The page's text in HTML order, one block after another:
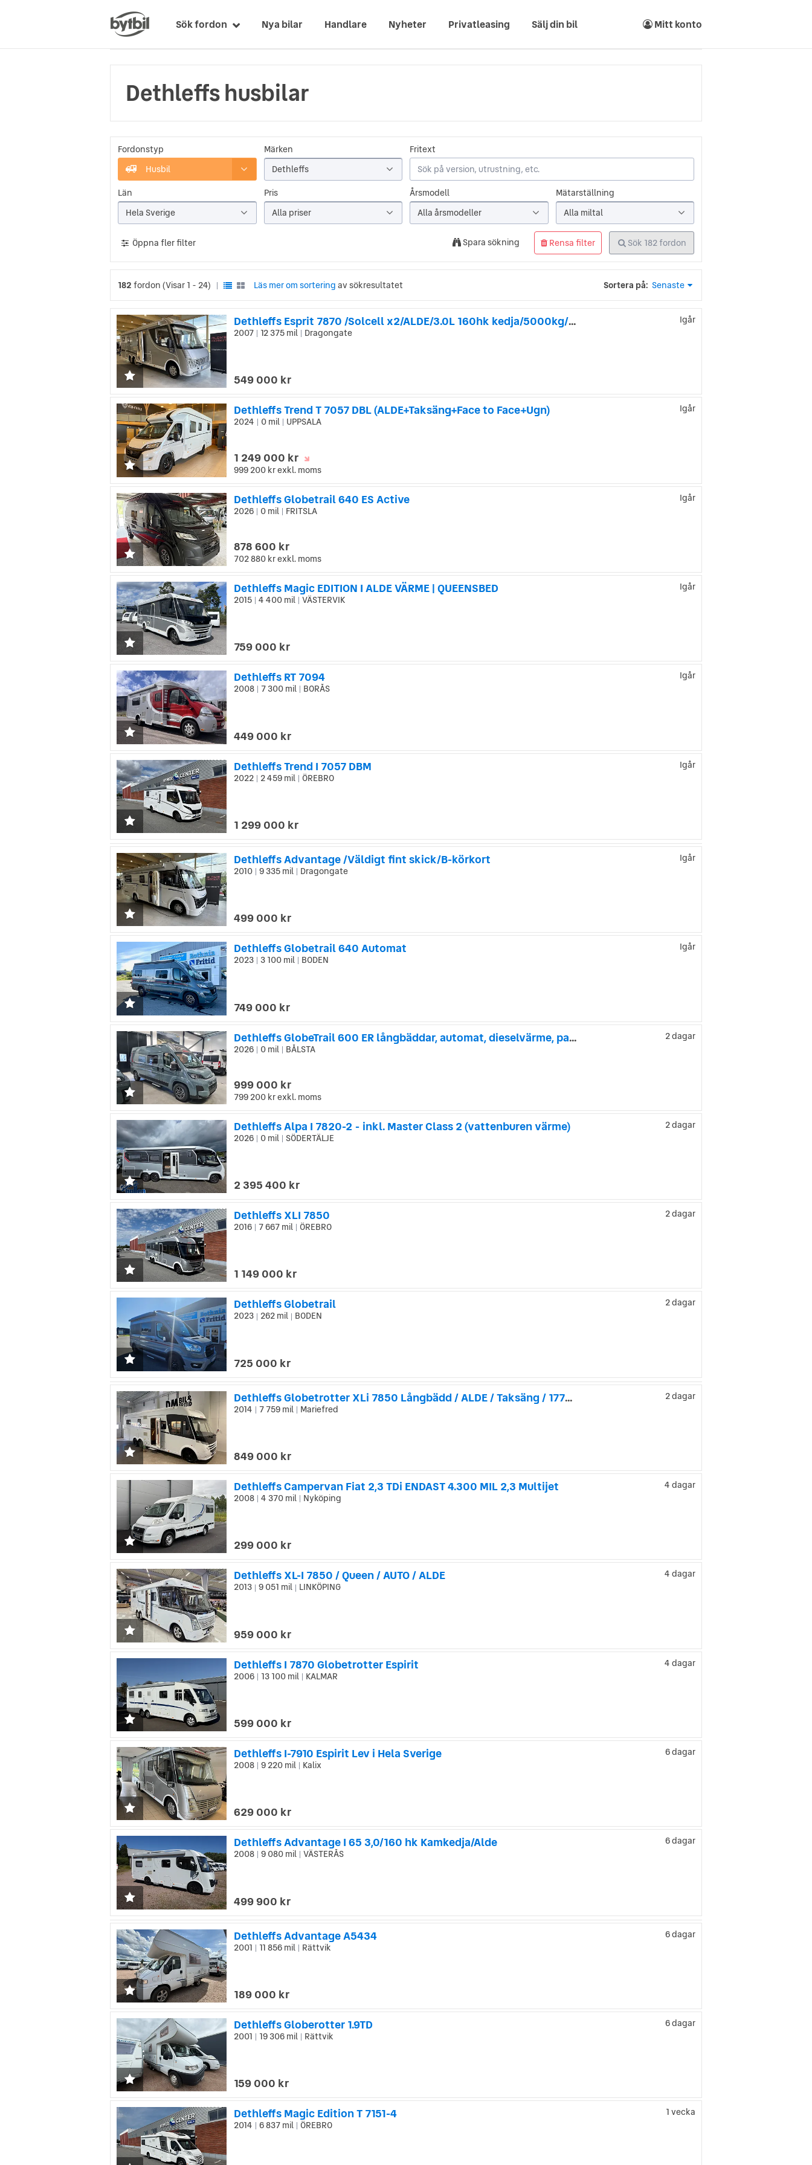
Sök fordon Nya bilar Handlare Nyheter Privatleasing Sälj din bil Mitt konto
Dethleffs husbilar
Fordonstyp
Husbil
Märken
Dethleffs
Fritext
Län
Hela Sverige
Pris
Alla priser
Årsmodell
Alla årsmodeller
Mätarställning
Alla miltal
Öppna fler filter Spara sökning Rensa filter Sök 182fordon
182 fordon (Visar 1 - 24) Läs mer om sortering av sökresultatet Sortera på: Senaste
Dethleffs Esprit 7870 /Solcell x2/ALDE/3.0L 160hk kedja/5000kg/Ugn
2007 12 375 mil Dragongate
Igår
549 000 kr
Dethleffs Trend T 7057 DBL (ALDE+Taksäng+Face to Face+Ugn)
2024 0 mil UPPSALA
Igår
1 249 000 kr
999 200 krexkl. moms
Dethleffs Globetrail 640 ES Active
2026 0 mil FRITSLA
Igår
878 600 kr
702 880 krexkl. moms
Dethleffs Magic EDITION I ALDE VÄRME | QUEENSBED
2015 4 400 mil VÄSTERVIK
Igår
759 000 kr
Dethleffs RT 7094
2008 7 300 mil BORÅS
Igår
449 000 kr
Dethleffs Trend I 7057 DBM
2022 2 459 mil ÖREBRO
Igår
1 299 000 kr
Dethleffs Advantage /Väldigt fint skick/B-körkort
2010 9 335 mil Dragongate
Igår
499 000 kr
Dethleffs Globetrail 640 Automat
2023 3 100 mil BODEN
Igår
749 000 kr
Dethleffs GlobeTrail 600 ER långbäddar, automat, dieselvärme, panorama fön
2026 0 mil BÅLSTA
2 dagar
999 000 kr
799 200 krexkl. moms
Dethleffs Alpa I 7820-2 - inkl. Master Class 2 (vattenburen värme)
2026 0 mil SÖDERTÄLJE
2 dagar
2 395 400 kr
Dethleffs XLI 7850
2016 7 667 mil ÖREBRO
2 dagar
1 149 000 kr
Dethleffs Globetrail
2023 262 mil BODEN
2 dagar
725 000 kr
Dethleffs Globetrotter XLi 7850 Långbädd / ALDE / Taksäng / 177hk / Kamked
2014 7 759 mil Mariefred
2 dagar
849 000 kr
Dethleffs Campervan Fiat 2,3 TDi ENDAST 4.300 MIL 2,3 Multijet
2008 4 370 mil Nyköping
4 dagar
299 000 kr
Dethleffs XL-I 7850 / Queen / AUTO / ALDE
2013 9 051 mil LINKÖPING
4 dagar
959 000 kr
Dethleffs I 7870 Globetrotter Espirit
2006 13 100 mil KALMAR
4 dagar
599 000 kr
Dethleffs I-7910 Espirit Lev i Hela Sverige
2008 9 220 mil Kalix
6 dagar
629 000 kr
Dethleffs Advantage I 65 3,0/160 hk Kamkedja/Alde
2008 9 080 mil VÄSTERÅS
6 dagar
499 900 kr
Dethleffs Advantage A5434
2001 11 856 mil Rättvik
6 dagar
189 000 kr
Dethleffs Globerotter 1.9TD
2001 19 306 mil Rättvik
6 dagar
159 000 kr
Dethleffs Magic Edition T 7151-4
2014 6 837 mil ÖREBRO
1 vecka